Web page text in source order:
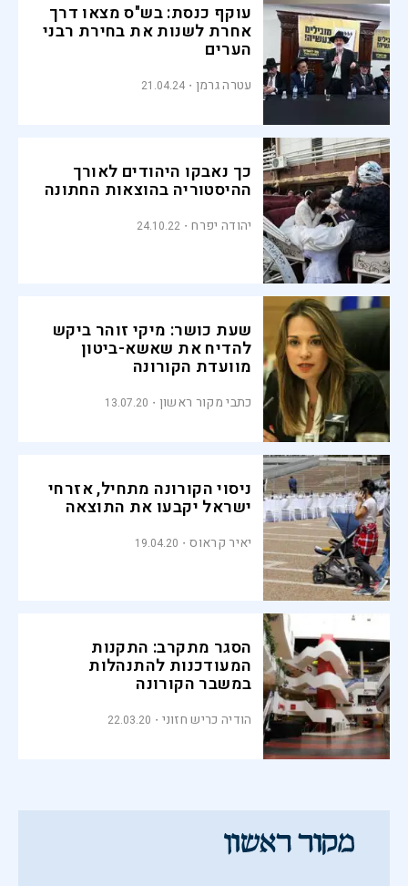
עוקף כנסת: בש"ס מצאו דרך
אחרת לשנות את בחירת רבני
הערים
עטרה גרמן 21.04.24
כך נאבקו היהודים לאורך
ההיסטוריה בהוצאות החתונה
יהודה יפרח 24.10.22
שעת כושר: מיקי זוהר ביקש
להדיח את שאשא-ביטון
מוועדת הקורונה
כתבי מקור ראשון 13.07.20
ניסוי הקורונה מתחיל, אזרחי
ישראל יקבעו את התוצאה
יאיר קראוס 19.04.20
הסגר מתקרב: התקנות
המעודכנות להתנהלות
במשבר הקורונה
הודיה כריש חזוני 22.03.20